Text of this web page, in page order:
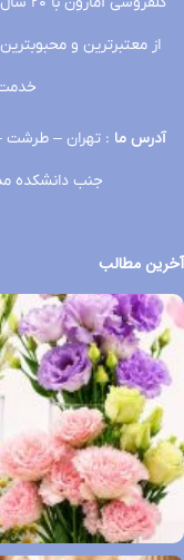
از معتبرترین و
آدرس ما
جنب دانشکده
آخرین مطالب